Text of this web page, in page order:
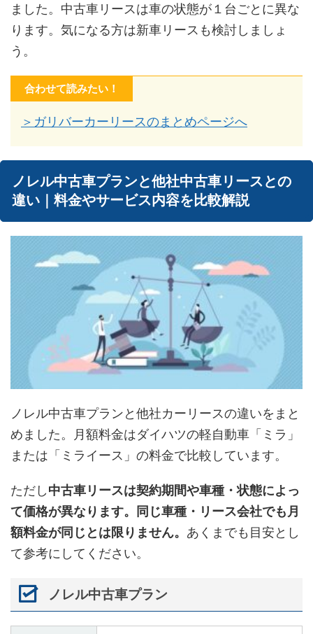
ました。中古車リースは車の状態が１台ごとに異な
ります。気になる方は新車リースも検討しましょ
う。
合わせて読みたい！
＞ガリバーカーリースのまとめページへ
ノレル中古車プランと他社中古車リースとの
違い｜料金やサービス内容を比較解説
ノレル中古車プランと他社カーリースの違いをまと
めました。月額料金はダイハツの軽自動車「ミラ」
または「ミライース」の料金で比較しています。
ただし中古車リースは契約期間や車種・状態によっ
て価格が異なります。同じ車種・リース会社でも月
額料金が同じとは限りません。 あくまでも目安とし
て参考にしてください。
ノレル中古車プラン